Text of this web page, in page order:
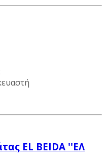
EL BEIDA ''ΕΛ